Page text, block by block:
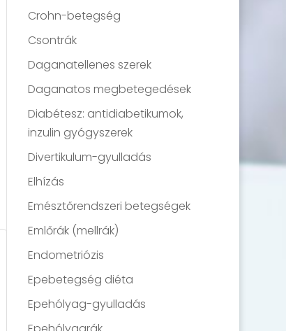
Crohn-betegség
Csontrák
Daganatellenes szerek
Daganatos megbetegedések
Diabétesz: antidiabetikumok,
inzulin gyógyszerek
Divertikulum-gyulladás
Elhízás
Emésztőrendszeri betegségek
Emlőrák (mellrák)
Endometriózis
Epebetegség diéta
Epehólyag-gyulladás